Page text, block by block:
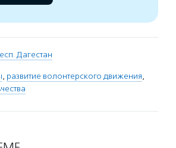
Дагестан
, развитие волонтерского движения,